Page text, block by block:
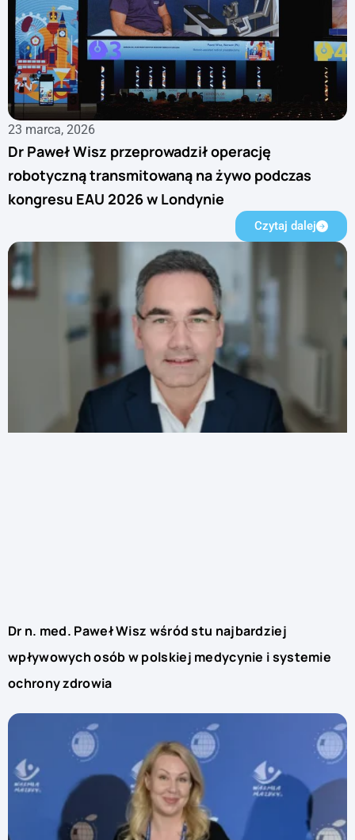
23 marca, 2026
Dr Paweł Wisz przeprowadził operację
robotyczną transmitowaną na żywo podczas
kongresu EAU 2026 w Londynie
Czytaj dalej
Dr n. med. Paweł Wisz wśród stu najbardziej
wpływowych osób w polskiej medycynie i systemie
ochrony zdrowia